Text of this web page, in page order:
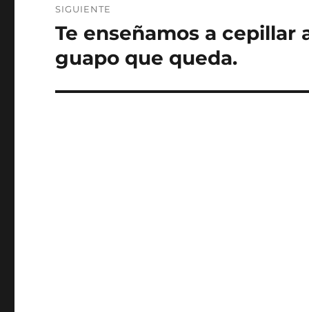
SIGUIENTE
Entrada
Te enseñamos a cepillar
guapo que queda.